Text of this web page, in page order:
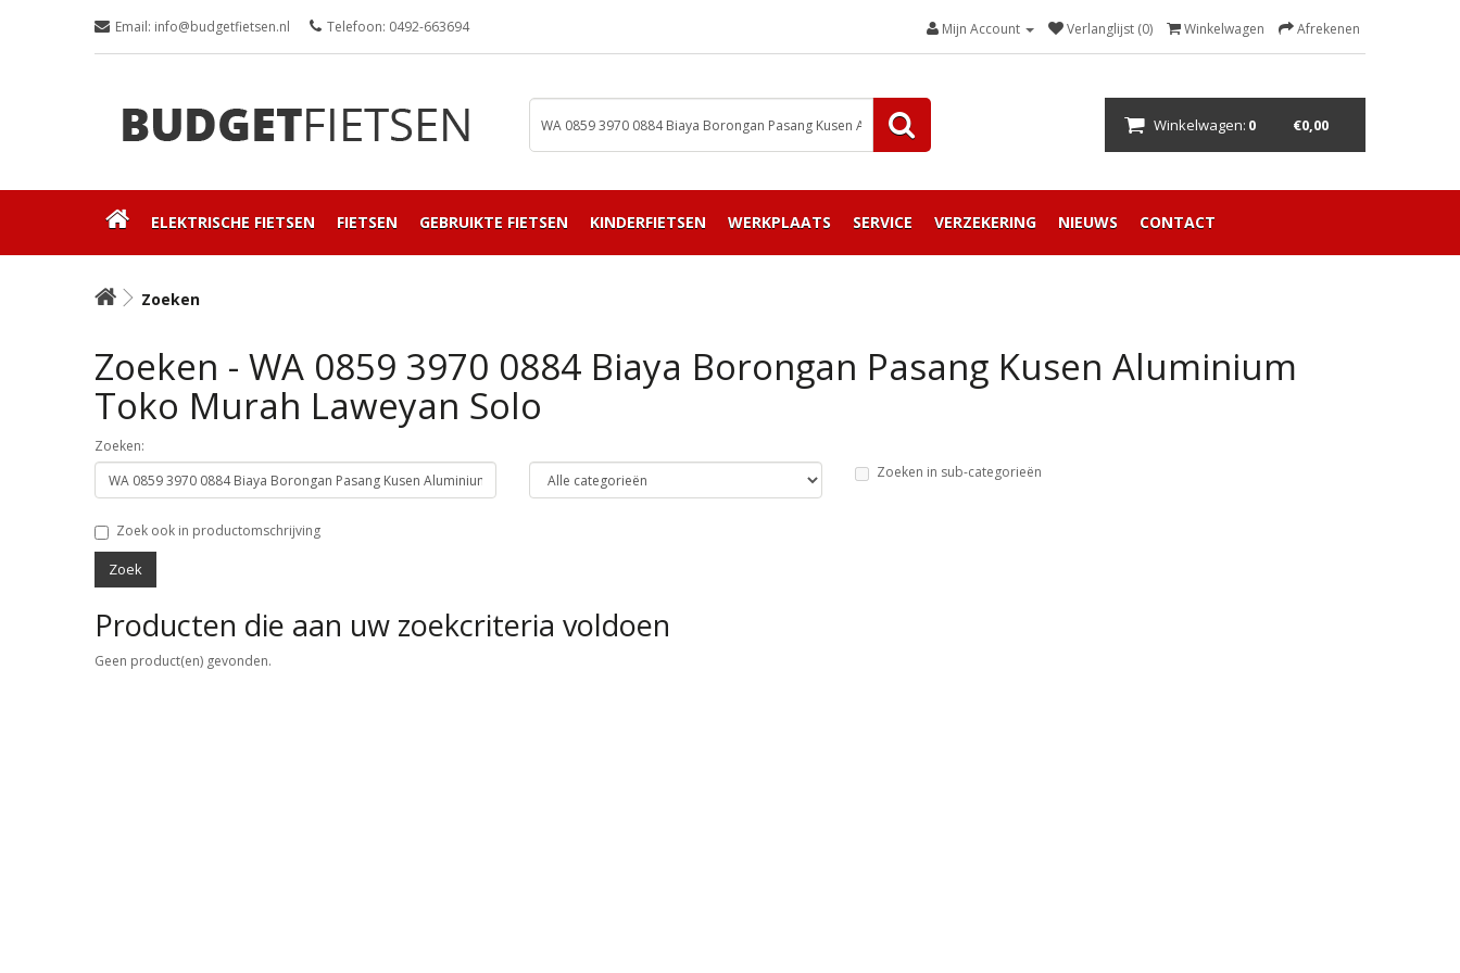
Email: info@budgetfietsen.nl Telefoon: 0492-663694 Mijn Account Verlanglijst (0) Winkelwagen Afrekenen
Winkelwagen: 0 €0,00
ELEKTRISCHE FIETSEN FIETSEN GEBRUIKTE FIETSEN KINDERFIETSEN WERKPLAATS SERVICE VERZEKERING NIEUWS CONTACT
Zoeken
Zoeken - WA 0859 3970 0884 Biaya Borongan Pasang Kusen Aluminium
Toko Murah Laweyan Solo
Zoeken:
Zoeken in sub-categorieën
Zoek ook in productomschrijving
Producten die aan uw zoekcriteria voldoen
Geen product(en) gevonden.